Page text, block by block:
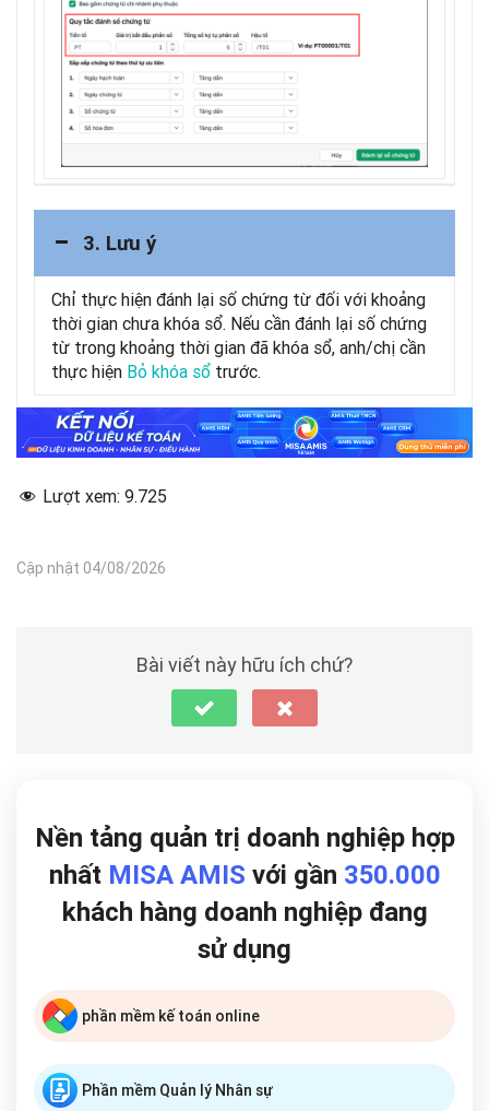
3. Lưu ý
Chỉ thực hiện đánh lại số chứng từ đối với khoảng
thời gian chưa khóa sổ. Nếu cần đánh lại số chứng
từ trong khoảng thời gian đã khóa sổ, anh/chị cần
thực hiện Bỏ khóa sổ trước.
Lượt xem: 9.725
Cập nhật 04/08/2026
Bài viết này hữu ích chứ?
Nền tảng quản trị doanh nghiệp hợp
nhất MISA AMIS với gần 350.000
khách hàng doanh nghiệp đang
sử dụng
phần mềm kế toán online
Phần mềm Quản lý Nhân sự